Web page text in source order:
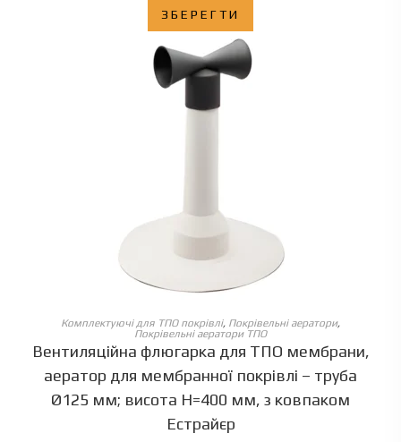
ЗБЕРЕГТИ
ОБЕРІТЬ ОПЦІЇ
Комплектуючі для ТПО покрівлі, Покрівельні аератори,
Покрівельні аератори ТПО
Вентиляційна флюгарка для ТПО мембрани,
аератор для мембранної покрівлі – труба
Ø125 мм; висота Н=400 мм, з ковпаком
Естрайєр